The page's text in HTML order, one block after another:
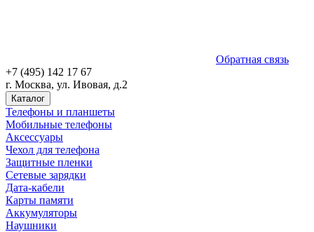
Обратная связь
+7 (495) 142 17 67
г. Москва, ул. Ивовая, д.2
Каталог
Телефоны и планшеты
Мобильные телефоны
Аксессуары
Чехол для телефона
Защитные пленки
Сетевые зарядки
Дата-кабели
Карты памяти
Аккумуляторы
Наушники